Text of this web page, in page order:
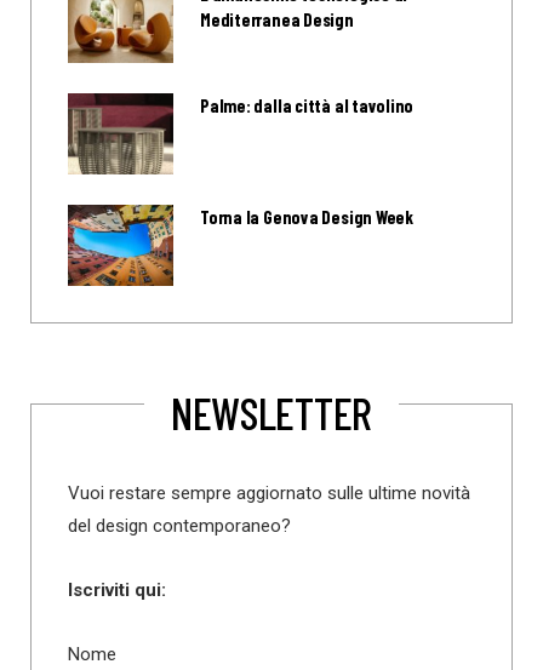
Mediterranea Design
Palme: dalla città al tavolino
Torna la Genova Design Week
NEWSLETTER
Vuoi restare sempre aggiornato sulle ultime novità
del design contemporaneo?
Iscriviti qui:
Nome